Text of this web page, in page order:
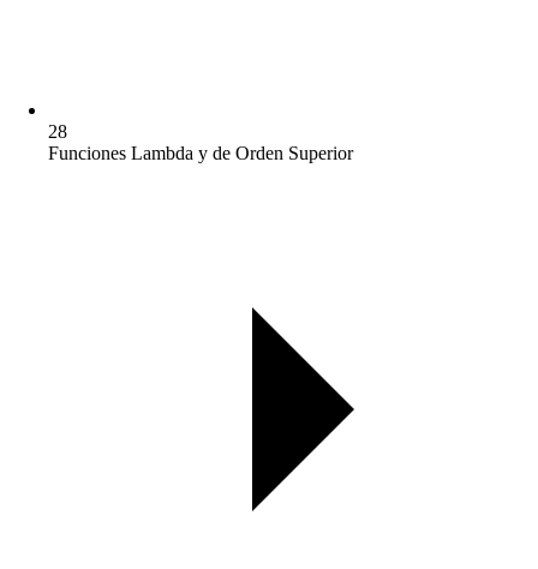
28
Funciones Lambda y de Orden Superior